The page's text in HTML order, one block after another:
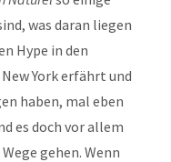
was daran liegen
Hype in den
York erfährt und
haben, mal eben
es doch vor allem
gehen. Wenn